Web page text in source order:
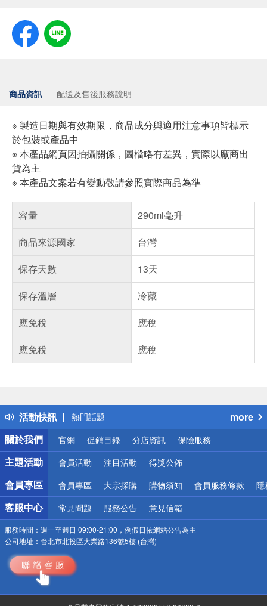
商品資訊 配送及售後服務說明
※ 製造日期與有效期限，商品成分與適用注意事項皆標示
於包裝或產品中
※ 本產品網頁因拍攝關係，圖檔略有差異，實際以廠商出
貨為主
※ 本產品文案若有變動敬請參照實際商品為準
容量
290ml毫升
商品來源國家
台灣
保存天數
13天
保存溫層
冷藏
應免稅
應稅
應免稅
應稅
活動快訊
得獎公告
熱門話題
銀行優惠
偏遠地區配送
詐騙網頁！請小心！
more
關於我們
官網 促銷目錄 分店資訊 保險服務
主題活動 會員活動 注目活動 得獎公佈
會員專區 會員專區 大宗採購 購物須知 會員服務條款 隱
客服中心 常見問題 服務公告 意見信箱
服務時間： 週一至週日 09:00-21:00，例假日依網站公告為主
公司地址： 台北市北投區大業路136號5樓 (台灣)